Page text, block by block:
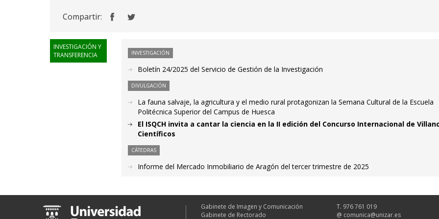
Compartir:
INVESTIGACIÓN Y
TRANSFERENCIA
INVESTIGACIÓN
Boletín 24/2025 del Servicio de Gestión de la Investigación
DIVULGACIÓN
La fauna salvaje, la agricultura y el medio rural protagonizan la Semana Cultural de la Escuela
Politécnica Superior del Campus de Huesca
El ISQCH invita a cantar la ciencia en la II edición del Concurso Internacional de
Científicos
CÁTEDRAS
Informe del Mercado Inmobiliario de Aragón del tercer trimestre de 2025
Gabinete de Imagen y Comunicación
Gabinete de Rectorado
T. 976 761 019
@ comunica@unizar.es